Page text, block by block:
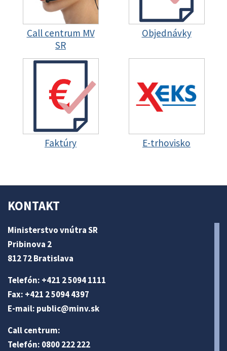
Call centrum MV
SR
Objednávky
Faktúry E-trhovisko
KONTAKT
Ministerstvo vnútra SR
Pribinova 2
812 72 Bratislava
Telefón: +421 2 5094 1111
Fax: +421 2 5094 4397
E-mail: public@minv.sk
Call centrum:
Telefón: 0800 222 222